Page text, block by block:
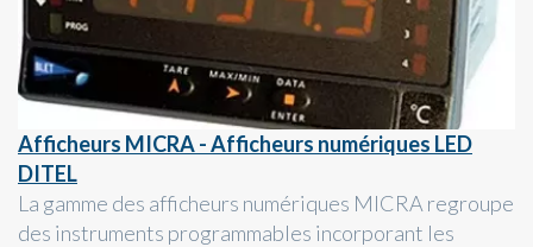
Afficheurs MICRA - Afficheurs numériques LED
DITEL
La gamme des afficheurs numériques MICRA regroupe
des instruments programmables incorporant les